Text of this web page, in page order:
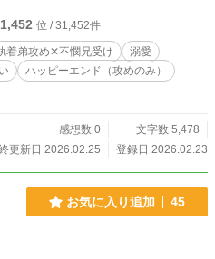
位 / 31,452件
着弟攻め✕不憫兄受け
溺愛
ハッピーエンド（攻めのみ）
感想数 0
文字数 5,478
更新日 2026.02.25
登録日 2026.02.23
お気に入り追加 45